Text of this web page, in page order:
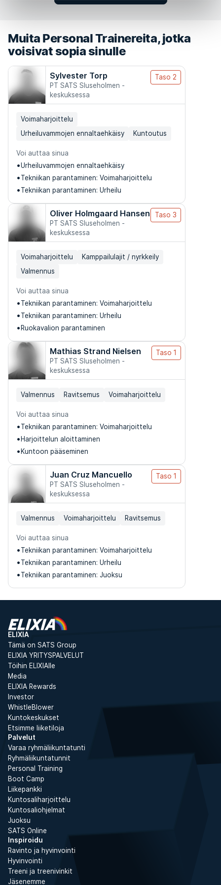
Muita Personal Trainereita, jotka
voisivat sopia sinulle
Sylvester Torp
PT SATS Sluseholmen -
keskuksessa
Taso 2
Voimaharjoittelu
Urheiluvammojen ennaltaehkäisy
Kuntoutus
Voi auttaa sinua
Urheiluvammojen ennaltaehkäisy
Tekniikan parantaminen: Voimaharjoittelu
Tekniikan parantaminen: Urheilu
Oliver Holmgaard Hansen
PT SATS Sluseholmen -
keskuksessa
Taso 3
Voimaharjoittelu
Kamppailulajit / nyrkkeily
Valmennus
Voi auttaa sinua
Tekniikan parantaminen: Voimaharjoittelu
Tekniikan parantaminen: Urheilu
Ruokavalion parantaminen
Mathias Strand Nielsen
PT SATS Sluseholmen -
keskuksessa
Taso 1
Valmennus Ravitsemus Voimaharjoittelu
Voi auttaa sinua
Tekniikan parantaminen: Voimaharjoittelu
Harjoittelun aloittaminen
Kuntoon pääseminen
Juan Cruz Mancuello
PT SATS Sluseholmen -
keskuksessa
Taso 1
Valmennus Voimaharjoittelu Ravitsemus
Voi auttaa sinua
Tekniikan parantaminen: Voimaharjoittelu
Tekniikan parantaminen: Urheilu
Tekniikan parantaminen: Juoksu
ELIXIA
Tämä on SATS Group
ELIXIA YRITYSPALVELUT
Töihin ELIXIAlle
Media
ELIXIA Rewards
Investor
WhistleBlower
Kuntokeskukset
Etsimme liiketiloja
Palvelut
Varaa ryhmäliikuntatunti
Ryhmäliikuntatunnit
Personal Training
Boot Camp
Liikepankki
Kuntosaliharjoittelu
Kuntosaliohjelmat
Juoksu
SATS Online
Inspiroidu
Ravinto ja hyvinvointi
Hyvinvointi
Treeni ja treenivinkit
Jäsenemme